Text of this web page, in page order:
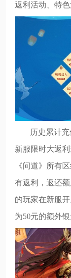
返利活动、特
历史累计
新服限时大返
《问道》所有
有返利，返还
的玩家在新服
为50元的额外